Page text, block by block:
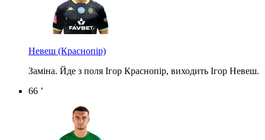
Невеш (Краснопір)
Заміна. Йде з поля Ігор Краснопір, виходить Ігор Невеш.
66 ’